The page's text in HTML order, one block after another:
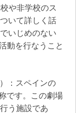
や非学校のス
いて詳しく話
いじめのない
動を行なうこと
：スペインの
です。この劇場
う施設であ